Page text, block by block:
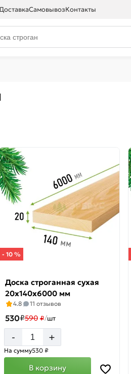
СамовывозКонтакты
- 10 %
Доска строганная сухая
20х140х6000 мм
4.8 11 отзывов
530₽590 ₽/шт
- +
На сумму530 ₽
В корзину